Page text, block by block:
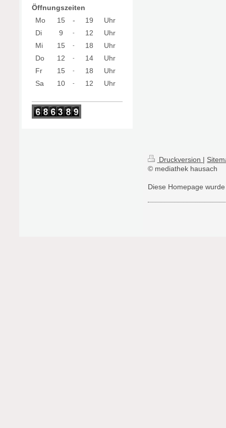
Öffnungszeiten
Mo
15 - 19
Uhr
Di
9 - 12
Uhr
Mi
15 - 18
Uhr
Do
12 - 14
Uhr
Fr
15 - 18
Uhr
Sa
10 - 12 Uhr
Druckversion
© mediathek hausach
Diese Homepage